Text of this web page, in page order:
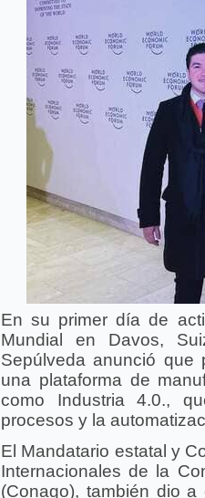
En su primer día de
Mundial en Davos,
Sepúlveda anunció que
una plataforma de
como Industria 4.0.,
procesos y la
El Mandatario estatal y
Internacionales de la
(Conago), también dio